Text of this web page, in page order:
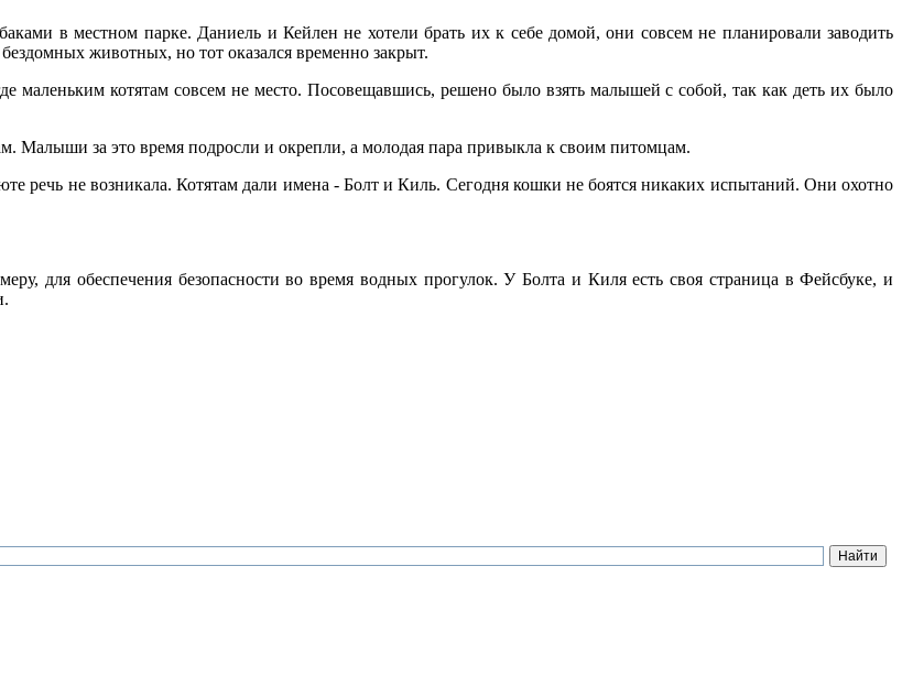
в местном парке. Даниель и Кейлен не хотели брать их к себе домой, они совсем не планировали заводить
животных, но тот оказался временно закрыт.
маленьким котятам совсем не место. Посовещавшись, решено было взять малышей с собой, так как деть их было
Малыши за это время подросли и окрепли, а молодая пара привыкла к своим питомцам.
речь не возникала. Котятам дали имена - Болт и Киль. Сегодня кошки не боятся никаких испытаний. Они охотно
для обеспечения безопасности во время водных прогулок. У Болта и Киля есть своя страница в Фейсбуке, и